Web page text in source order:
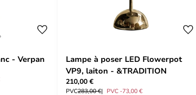
- Verpan
Lampe à poser LED Flowerpot
VP9, laiton - &TRADITION
210,00 €
PVC283,00 € PVC -73,00 €